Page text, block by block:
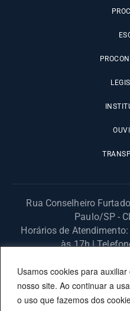
Usamos cookies para
nosso site. Ao continuar a
o uso que fazemos dos
Rua Conselheiro
Paulo/SP -
Horários de
às 17h |
© 2025 Fundação Procon –
Site